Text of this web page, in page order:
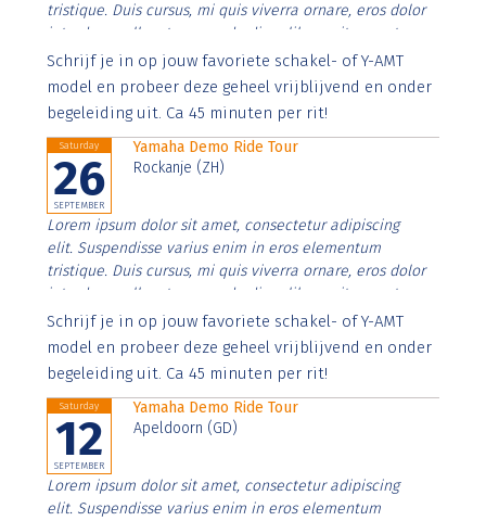
tristique. Duis cursus, mi quis viverra ornare, eros dolor
interdum nulla, ut commodo diam libero vitae erat.
Aenean faucibus nibh et justo cursus id rutrum lorem
imperdiet. Nunc ut sem vitae risus tristique posuere.
Schrijf je in op jouw favoriete schakel- of Y-AMT
model en probeer deze geheel vrijblijvend en onder
begeleiding uit. Ca 45 minuten per rit!
Saturday
26
SEPTEMBER
Yamaha Demo Ride Tour
Rockanje (ZH)
Lorem ipsum dolor sit amet, consectetur adipiscing
elit. Suspendisse varius enim in eros elementum
tristique. Duis cursus, mi quis viverra ornare, eros dolor
interdum nulla, ut commodo diam libero vitae erat.
Aenean faucibus nibh et justo cursus id rutrum lorem
imperdiet. Nunc ut sem vitae risus tristique posuere.
Schrijf je in op jouw favoriete schakel- of Y-AMT
model en probeer deze geheel vrijblijvend en onder
begeleiding uit. Ca 45 minuten per rit!
Saturday
12
SEPTEMBER
Yamaha Demo Ride Tour
Apeldoorn (GD)
Lorem ipsum dolor sit amet, consectetur adipiscing
elit. Suspendisse varius enim in eros elementum